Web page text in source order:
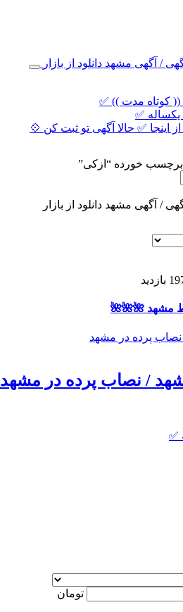
کوتاه مدت )) ✅
✅
اینجا ✅ حالا آگهی تو ثبت کن 💠
خورده “ازکی”
بازدید
مشهد 🌺🌺🌺
/ نصاب پرده در مشهد
✅
تومان